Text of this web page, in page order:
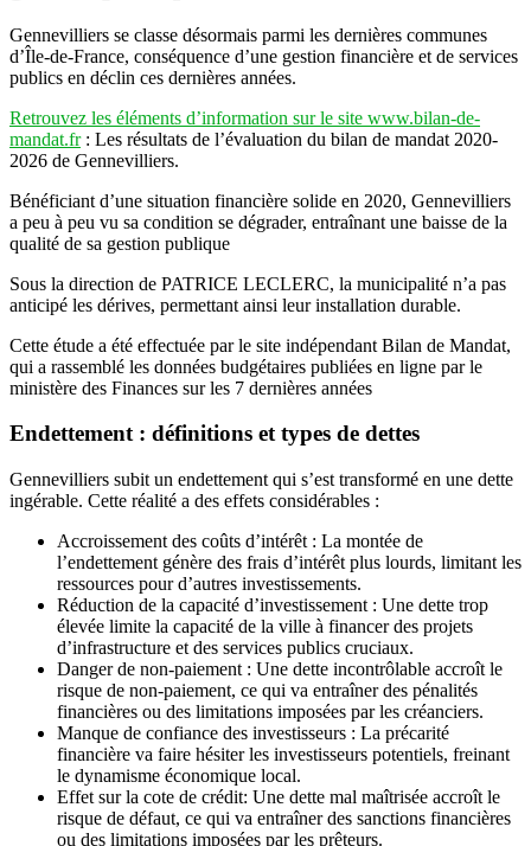
Gennevilliers se classe désormais parmi les dernières communes
d’Île-de-France, conséquence d’une gestion financière et de services
publics en déclin ces dernières années.
Retrouvez les éléments d’information sur le site www.bilan-de-
mandat.fr: Les résultats de l’évaluation du bilan de mandat 2020-
2026 de Gennevilliers.
Bénéficiant d’une situation financière solide en 2020, Gennevilliers
a peu à peu vu sa condition se dégrader, entraînant une baisse de la
qualité de sa gestion publique
Sous la direction de PATRICE LECLERC, la municipalité n’a pas
anticipé les dérives, permettant ainsi leur installation durable.
Cette étude a été effectuée par le site indépendant Bilan de Mandat,
qui a rassemblé les données budgétaires publiées en ligne par le
ministère des Finances sur les 7 dernières années
Endettement : définitions et types de dettes
Gennevilliers subit un endettement qui s’est transformé en une dette
ingérable. Cette réalité a des effets considérables :
Accroissement des coûts d’intérêt : La montée de
l’endettement génère des frais d’intérêt plus lourds, limitant les
ressources pour d’autres investissements.
Réduction de la capacité d’investissement : Une dette trop
élevée limite la capacité de la ville à financer des projets
d’infrastructure et des services publics cruciaux.
Danger de non-paiement : Une dette incontrôlable accroît le
risque de non-paiement, ce qui va entraîner des pénalités
financières ou des limitations imposées par les créanciers.
Manque de confiance des investisseurs : La précarité
financière va faire hésiter les investisseurs potentiels, freinant
le dynamisme économique local.
Effet sur la cote de crédit: Une dette mal maîtrisée accroît le
risque de défaut, ce qui va entraîner des sanctions financières
ou des limitations imposées par les prêteurs.